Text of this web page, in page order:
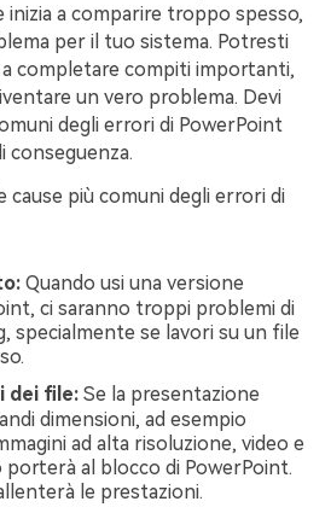
inizia a comparire troppo spesso,
per il tuo sistema. Potresti
completare compiti importanti,
un vero problema. Devi
degli errori di PowerPoint
conseguenza.
cause più comuni degli errori di
Quando usi una versione
ci saranno troppi problemi di
specialmente se lavori su un file
dei file: Se la presentazione
dimensioni, ad esempio
ad alta risoluzione, video e
porterà al blocco di PowerPoint.
le prestazioni.